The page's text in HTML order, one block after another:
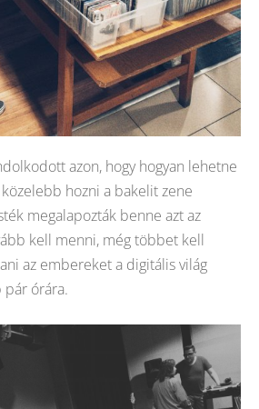
azon, hogy hogyan lehetne
hozni a bakelit zene
megalapozták benne azt az
kell menni, még többet kell
az embereket a digitális világ
órára.